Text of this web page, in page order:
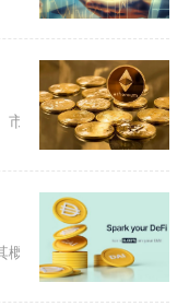
场行情与落地进展来看
概念雏形则诞生于2008